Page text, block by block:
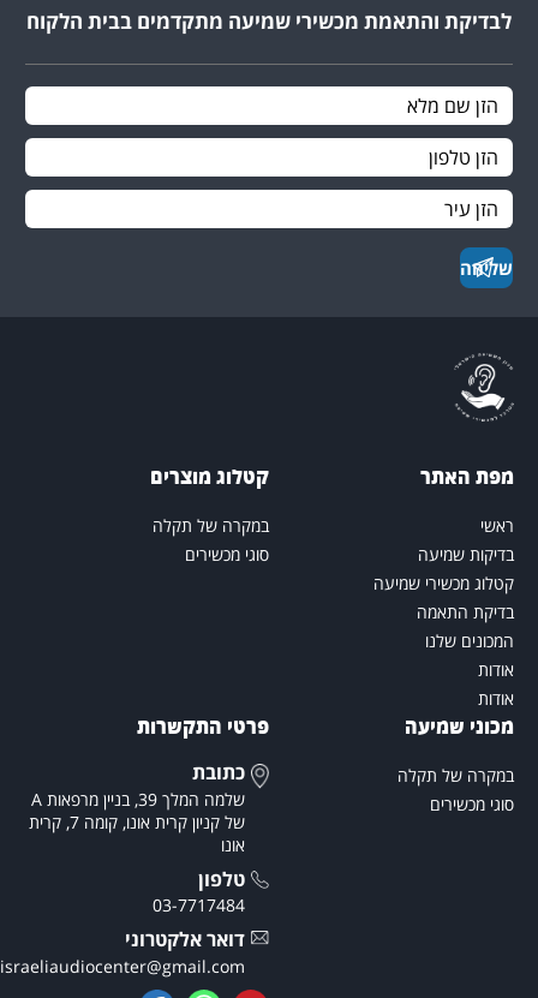
לבדיקת והתאמת מכשירי שמיעה מתקדמים בבית הלקוח
האתר
שמיעה
מכשירי שמיעה
התאמה
שלנו
קטלוג מוצרים
במקרה של תקלה
סוגי מכשירים
שמיעה
של תקלה
מכשירים
פרטי התקשרות
כתובת
שלמה המלך 39, בניין מרפאות A
של קניון קרית אונו, קומה 7, קרית
טלפון
03-7717484
דואר אלקטרוני
theisraeliaudiocenter@gmail.com